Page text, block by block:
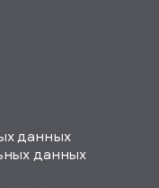
данных
данных